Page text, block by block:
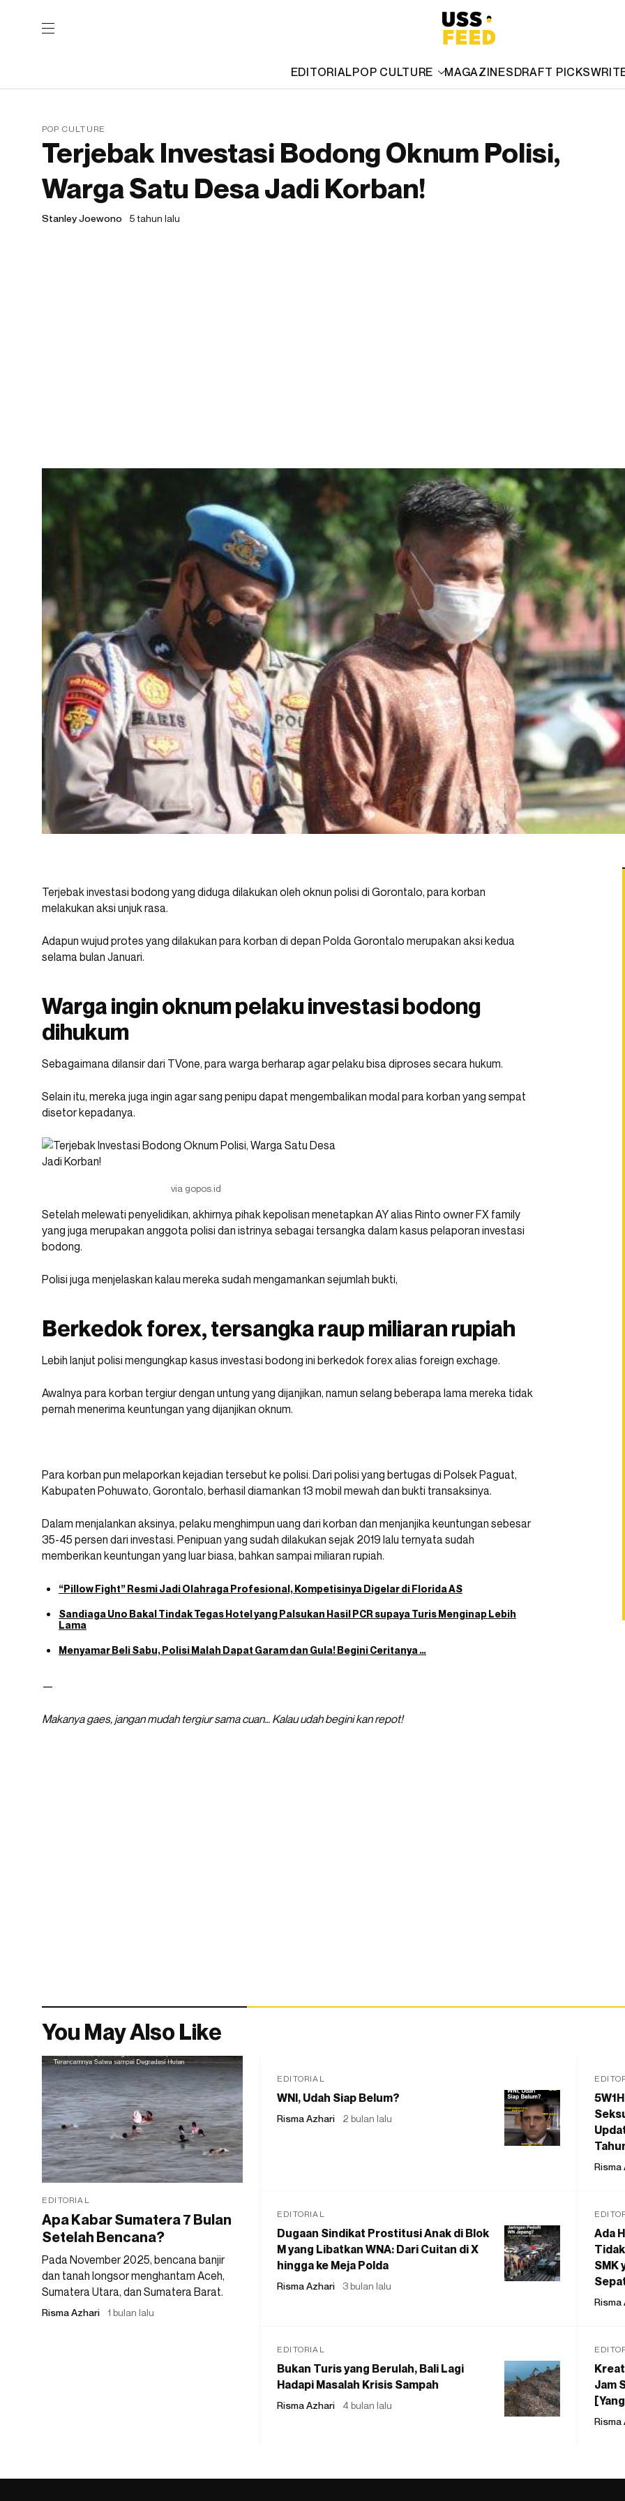
EDITORIALPOP CULTURE MAGAZINESDRAFT PICKS
POP CULTURE
Terjebak Investasi Bodong Oknum Polisi,
Warga Satu Desa Jadi Korban!
Stanley Joewono 5 tahun lalu
Terjebak investasi bodong yang diduga dilakukan oleh oknun polisi di Gorontalo, para korban
melakukan aksi unjuk rasa.
Adapun wujud protes yang dilakukan para korban di depan Polda Gorontalo merupakan aksi kedua
selama bulan Januari.
Warga ingin oknum pelaku investasi bodong
dihukum
Sebagaimana dilansir dari TVone, para warga berharap agar pelaku bisa diproses secara hukum.
Selain itu, mereka juga ingin agar sang penipu dapat mengembalikan modal para korban yang sempat
disetor kepadanya.
via gopos.id
Setelah melewati penyelidikan, akhirnya pihak kepolisan menetapkan AY alias Rinto owner FX family
yang juga merupakan anggota polisi dan istrinya sebagai tersangka dalam kasus pelaporan investasi
bodong.
Polisi juga menjelaskan kalau mereka sudah mengamankan sejumlah bukti,
Berkedok forex, tersangka raup miliaran rupiah
Lebih lanjut polisi mengungkap kasus investasi bodong ini berkedok forex alias foreign exchage.
Awalnya para korban tergiur dengan untung yang dijanjikan, namun selang beberapa lama mereka tidak
pernah menerima keuntungan yang dijanjikan oknum.
Para korban pun melaporkan kejadian tersebut ke polisi. Dari polisi yang bertugas di Polsek Paguat,
Kabupaten Pohuwato, Gorontalo, berhasil diamankan 13 mobil mewah dan bukti transaksinya.
Dalam menjalankan aksinya, pelaku menghimpun uang dari korban dan menjanjika keuntungan sebesar
35-45 persen dari investasi. Penipuan yang sudah dilakukan sejak 2019 lalu ternyata sudah
memberikan keuntungan yang luar biasa, bahkan sampai miliaran rupiah.
“Pillow Fight” Resmi Jadi Olahraga Profesional, Kompetisinya Digelar di Florida AS
Sandiaga Uno Bakal Tindak Tegas Hotel yang Palsukan Hasil PCR supaya Turis Menginap Lebih
Lama
Menyamar Beli Sabu, Polisi Malah Dapat Garam dan Gula! Begini Ceritanya …
—
Makanya gaes, jangan mudah tergiur sama cuan… Kalau udah begini kan repot!
You May Also Like
EDITORIAL
Apa Kabar Sumatera 7 Bulan
Setelah Bencana?
Pada November 2025, bencana banjir
dan tanah longsor menghantam Aceh,
Sumatera Utara, dan Sumatera Barat.
Risma Azhari 1 bulan lalu
EDITORIAL
WNI, Udah Siap Belum?
Risma Azhari 2 bulan lalu
Risma
EDITORIAL
Dugaan Sindikat Prostitusi Anak di Blok
M yang Libatkan WNA: Dari Cuitan di X
hingga ke Meja Polda
Risma Azhari 3 bulan lalu
Ada
SMK
Risma
EDITORIAL
Bukan Turis yang Berulah, Bali Lagi
Hadapi Masalah Krisis Sampah
Risma Azhari 4 bulan lalu
Jam
Risma